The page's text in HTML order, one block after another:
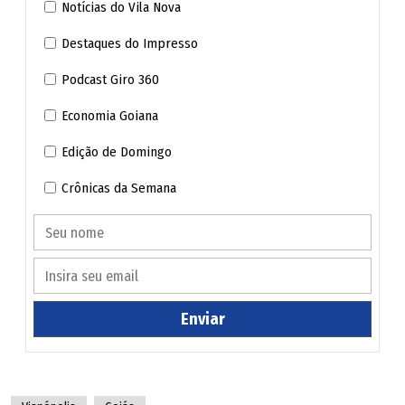
feira (26), realizada pela juíza Vanessa Estrela Gertrudes.
Notícias do Vila Nova
Destaques do Impresso
Podcast Giro 360
Economia Goiana
Edição de Domingo
Crônicas da Semana
Enviar